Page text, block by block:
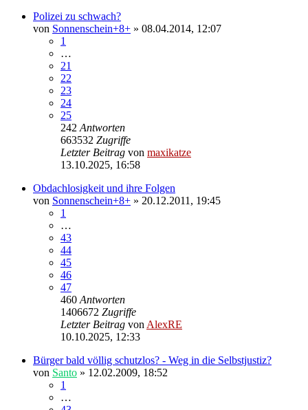
Polizei zu schwach?
von Sonnenschein+8+ » 08.04.2014, 12:07
1
…
21
22
23
24
25
242 Antworten
663532 Zugriffe
Letzter Beitrag von maxikatze
13.10.2025, 16:58
Obdachlosigkeit und ihre Folgen
von Sonnenschein+8+ » 20.12.2011, 19:45
1
…
43
44
45
46
47
460 Antworten
1406672 Zugriffe
Letzter Beitrag von AlexRE
10.10.2025, 12:33
Bürger bald völlig schutzlos? - Weg in die Selbstjustiz?
von Santo » 12.02.2009, 18:52
1
…